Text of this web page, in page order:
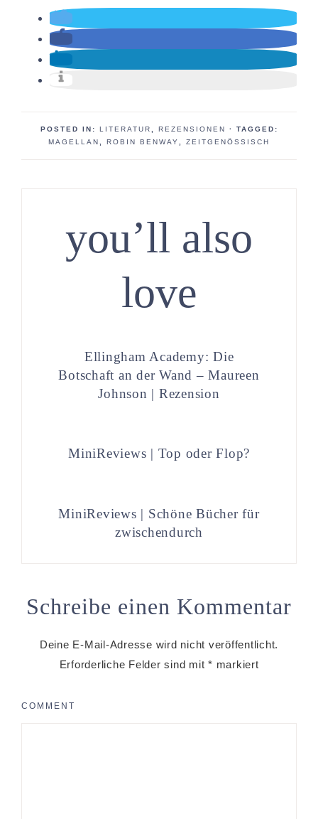
POSTED IN: LITERATUR REZENSIONEN
· TAGGED:
MAGELLAN
ROBIN BENWAY ZEITGENÖSSISCH
you’ll also
love
Ellingham Academy: Die
Botschaft an der Wand – Maureen
Johnson | Rezension
MiniReviews | Top oder Flop?
MiniReviews | Schöne Bücher für
zwischendurch
Schreibe einen Kommentar
Deine E-Mail-Adresse wird nicht veröffentlicht.
Erforderliche Felder sind mit * markiert
COMMENT